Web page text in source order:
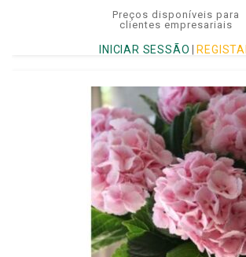
Preços disponíveis para
clientes empresariais
INICIAR SESSÃO